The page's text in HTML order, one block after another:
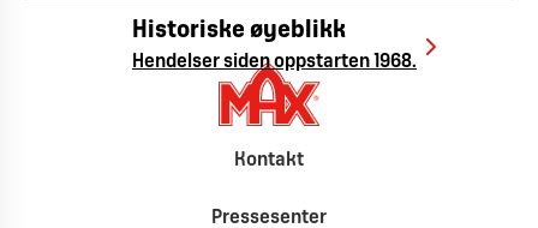
Historiske øyeblikk
Hendelser siden oppstarten 1968.
Kontakt
Pressesenter